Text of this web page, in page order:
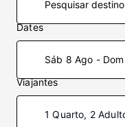
Dates
Sáb 8 Ago -
Viajantes
1 Quarto, 2